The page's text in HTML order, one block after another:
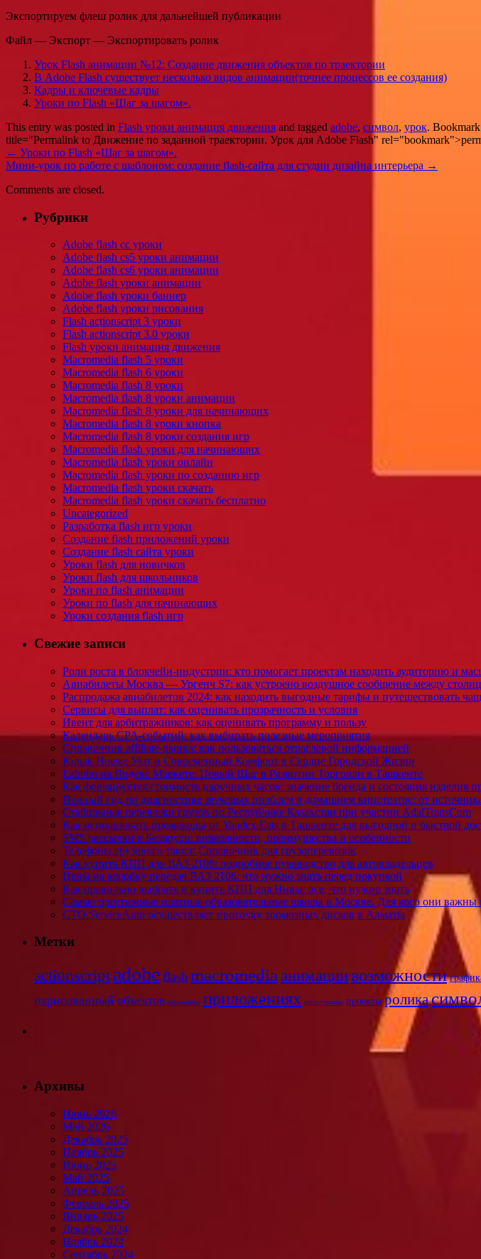
Экспортируем флеш ролик для дальнейшей публикации
Файл — Экспорт — Экспортировать ролик
Урок Flash анимации №12: Создание движения объектов по траектории
В Adobe Flash существует несколько видов анимации(точнее процессов ее создания)
Кадры и ключевые кадры
Уроки по Flash «Шаг за шагом».
This entry was posted in Flash уроки анимация движения and tagged adobe, символ, урок.
title="Permalink to Движение по заданной траектории. Урок для Adobe Flash"
← Уроки по Flash «Шаг за шагом».
Мини-урок по работе с шаблоном: создание flash-сайта для студии дизайна интерьера →
Comments are closed.
Рубрики
Adobe flash cc уроки
Adobe flash cs5 уроки анимации
Adobe flash cs6 уроки анимации
Adobe flash уроки анимации
Adobe flash уроки баннер
Adobe flash уроки рисования
Flash actionscript 3 уроки
Flash actionscript 3.0 уроки
Flash уроки анимация движения
Macromedia flash 5 уроки
Macromedia flash 6 уроки
Macromedia flash 8 уроки
Macromedia flash 8 уроки анимации
Macromedia flash 8 уроки для начинающих
Macromedia flash 8 уроки кнопка
Macromedia flash 8 уроки создания игр
Macromedia flash уроки для начинающих
Macromedia flash уроки онлайн
Macromedia flash уроки по созданию игр
Macromedia flash уроки скачать
Macromedia flash уроки скачать бесплатно
Uncategorized
Разработка flash игр уроки
Создание flash приложений уроки
Создание flash сайта уроки
Уроки flash для новичков
Уроки flash для школьников
Уроки по flash анимации
Уроки по flash для начинающих
Уроки создания flash игр
Свежие записи
Роли роста в блокчейн-индустрии: кто помогает проектам находить аудиторию и
Авиабилеты Москва — Ургенч S7: как устроено воздушное сообщение между
Распродажа авиабилетов 2024: как находить выгодные тарифы и путешествовать
Сервисы для выплат: как оценивать прозрачность и условия
Ивент для арбитражников: как оценивать программу и пользу
Календарь CPA-событий: как выбирать полезные мероприятия
Справочник affiliate-рынка: как пользоваться отраслевой информацией
Konak House: Уют и Современный Комфорт в Сердце Городской Жизни
Labubu на Яндекс Маркете: Новый Шаг в Развитии Торговли в Ташкенте
Как формируется стоимость наручных часов: значение бренда и состояния изделия
Полный гид по диагностике звуковых проблем в домашнем кинотеатре: от
Стабильные перевозки грузов по Республике Казахстан при участии AdalTransCom
Как использовать промокоды от Yandex Eats в Ташкенте для выгодной и быстрой
SMS рассылки в Беларуси: возможности, преимущества и особенности
Телефоны грузового такси: Справочник для грузоперевозок
Как купить КПП для ВАЗ 2108: подробное руководство для автовладельцев
Цены на коробку передач ВАЗ 2106: что нужно знать перед покупкой
Как правильно выбрать и купить КПП для Нивы: все, что нужно знать
Самые престижные платные образовательные школы в Москве. Для кого они важны
СТО ServiceAuto осуществляет проточку тормозных дисков в Алматы
Метки
actionscript adobe flash macromediaанимациивозможности
нарисованный объектов помощью приложениях программы проекты ролика
Архивы
Июнь 2026
Май 2026
Декабрь 2025
Ноябрь 2025
Июнь 2025
Май 2025
Апрель 2025
Февраль 2025
Январь 2025
Декабрь 2024
Ноябрь 2024
Сентябрь 2024